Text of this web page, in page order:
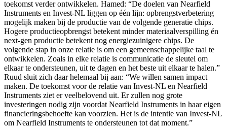
toekomst verder ontwikkelen. Hamed: “De doelen van Nearfield
Instruments en Invest-NL liggen op één lijn: opbrengstverbetering
mogelijk maken bij de productie van de volgende generatie chips.
Hogere productieopbrengst betekent minder materiaalverspilling én
next-gen productie betekent nog energiezuinigere chips. De
volgende stap in onze relatie is om een gemeenschappelijke taal te
ontwikkelen. Zoals in elke relatie is communicatie de sleutel om
elkaar te ondersteunen, uit te dagen en het beste uit elkaar te halen.”
Ruud sluit zich daar helemaal bij aan: “We willen samen impact
maken. De toekomst voor de relatie van Invest-NL en Nearfield
Instruments ziet er veelbelovend uit. Er zullen nog grote
investeringen nodig zijn voordat Nearfield Instruments in haar eigen
financieringsbehoefte kan voorzien. Het is de intentie van Invest-NL
om Nearfield Instruments te ondersteunen tot dat moment.”